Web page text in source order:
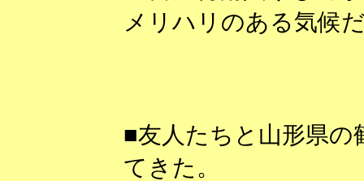
メリハリのある気候
■友人たちと山形県の
てきた。